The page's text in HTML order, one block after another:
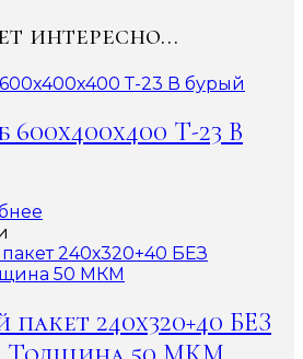
интересно…
600x400x400 Т-23 В
пакет 240х320+40 БЕЗ